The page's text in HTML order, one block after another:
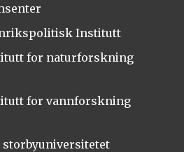
Institutt
for naturforskning
for vannforskning
storbyuniversitetet